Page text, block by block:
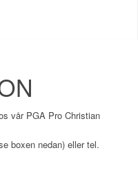
vår PGA Pro Christian
boxen nedan) eller tel.